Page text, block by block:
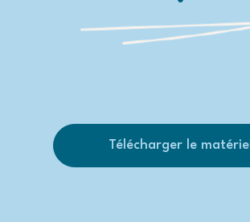
Télécharger le matériel